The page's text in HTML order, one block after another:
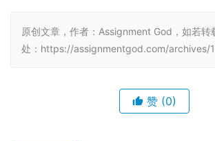
原创文章，作者：Assignment God，如若转
处：https://assignmentgod.com/archives/
赞 (0)